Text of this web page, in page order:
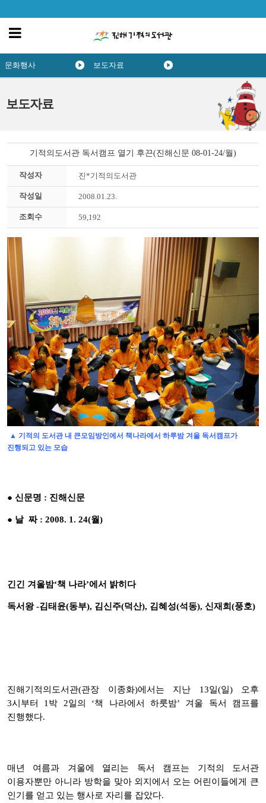
보도자료
문화행사 보도자료
기적의도서관 독서캠프 열기 후끈(진해신문 08-01-24/월)
작성자 진*기적의도서관
작성일 2008.01.23.
조회수 59,192
▲ 기적의 도서관 내 큰모임방인에서 책나라에서 하루밤 겨울 독서캠프가
진행되고 있는 모습
● 신문명 : 진해신문
● 날 짜 : 2008. 1. 24(월)
긴긴 겨울밤‘책 나라’에서 밝히다
독서왕 -김태윤(동부), 김신주(덕산), 김혜성(석동), 신재희(풍호)
진해기적의도서관(관장 이종화)에서는 지난 13일(일) 오후
3시부터 1박 2일의 ‘책 나라에서 하룻밤’ 겨울 독서 캠프를
진행했다.
매년 여름과 겨울에 열리는 독서 캠프는 기적의 도서관
이용자뿐만 아니라 방학을 맞아 외지에서 오는 어린이들에게 큰
인기를 얻고 있는 행사로 자리를 잡았다.